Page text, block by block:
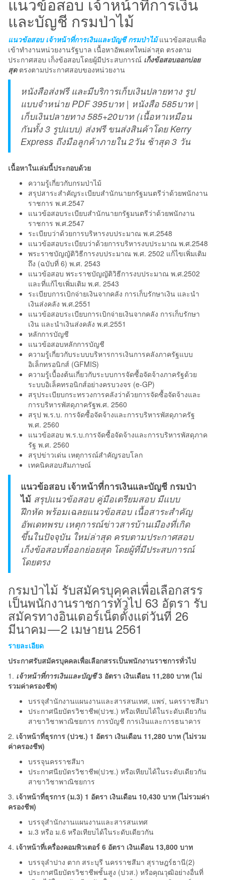
ป่า
ไม้
และบัญชี กรมป่าไม้
แนวข้อสอบ เจ้าหน้าที่การเงินและบัญชี กรมป่าไม้แนวข้อสอบเพื่อ
เข้าทำงานหน่วยงานรัฐบาล เนื้อหาอัพเดทใหม่ล่าสุด ตรงตาม
ประกาศสอบ เก็งข้อสอบโดยผู้มีประสบการณ์ เก็งข้อสอบออกบ่อย
สุดตรงตามประกาศสอบของหน่วยงาน
หนังสือส่งฟรี และมีบริการเก็บเงินปลายทาง รูป
แบบจำหน่าย PDF 395บาท | หนังสือ 585บาท |
เก็บเงินปลายทาง 585+20บาท (เนื้อหาเหมือน
กันทั้ง 3 รูปแบบ) ส่งฟรี ขนส่งสินค้าโดย Kerry
Express ถึงมือลูกค้าภายใน 2วัน ช้าสุด 3 วัน
เนื้อหาในเล่มนี้ประกอบด้วย
ความรู้เกี่ยวกับกรมป่าไม้
สรุปสาระสำคัญระเบียบสำนักนายกรัฐมนตรีว่าด้วยพนักงาน
ราชการ พ.ศ.2547
แนวข้อสอบระเบียบสำนักนายกรัฐมนตรีว่าด้วยพนักงาน
ราชการ พ.ศ.2547
ระเบียบว่าด้วยการบริหารงบประมาณ พ.ศ.2548
แนวข้อสอบระเบียบว่าด้วยการบริหารงบประมาณ พ.ศ.2548
พระราชบัญญัติวิธีการงบประมาณ พ.ศ. 2502 แก้ไขเพิ่มเติม
ถึง (ฉบับที่ 6) พ.ศ. 2543
แนวข้อสอบ พระราชบัญญัติวิธีการงบประมาณ พ.ศ.2502
และที่แก้ไขเพิ่มเติม พ.ศ. 2543
ระเบียบการเบิกจ่ายเงินจากคลัง การเก็บรักษาเงิน และนำ
เงินส่งคลัง พ.ศ.2551
แนวข้อสอบระเบียบการเบิกจ่ายเงินจากคลัง การเก็บรักษา
เงิน และนำเงินส่งคลัง พ.ศ.2551
หลักการบัญชี
แนวข้อสอบหลักการบัญชี
ความรู้เกี่ยวกับระบบบริหารการเงินการคลังภาครัฐแบบ
อิเล็กทรอนิกส์ (GFMIS)
ความรู้เบื้องต้นเกี่ยวกับระบบการจัดซื้อจัดจ้างภาครัฐด้วย
ระบบอิเล็คทรอนิกส์อย่างครบวงจร (e-GP)
สรุประเบียบกระทรวงการคลังว่าด้วยการจัดซื้อจัดจ้างและ
การบริหารพัสดุภาครัฐพ.ศ. 2560
สรุป พ.ร.บ. การจัดซื้อจัดจ้างและการบริหารพัสดุภาครัฐ
พ.ศ. 2560
แนวข้อสอบ พ.ร.บ.การจัดซื้อจัดจ้างและการบริหารพัสดุภาค
รัฐ พ.ศ. 2560
สรุปข่าวเด่น เหตุการณ์สำคัญรอบโลก
เทคนิคสอบสัมภาษณ์
แนวข้อสอบ เจ้าหน้าที่การเงินและบัญชี กรมป่า
ไม้ สรุปแนวข้อสอบ คู่มือเตรียมสอบ มีแบบ
ฝึกหัด พร้อมเฉลยแนวข้อสอบ เนื้อสาระสำคัญ
อัพเดทพรบ เหตุการณ์ข่าวสารบ้านเมืองที่เกิด
ขึ้นในปัจจุบัน ใหม่ล่าสุด ครบตามประกาศสอบ
เก็งข้อสอบที่ออกย่อยสุด โดยผู้ที่มีประสบการณ์
โดยตรง
กรมป่าไม้ รับสมัครบุคคลเพื่อเลือกสรร
เป็นพนักงานราชการทั่วไป 63 อัตรา รับ
สมัครทางอินเตอร์เน็ตตั้งแต่วันที่ 26
มีนาคม — 2 เมษายน 2561
รายละเอียด
ประกาศรับสมัครบุคคลเพื่อเลือกสรรเป็นพนักงานราชการทั่วไป
1. เจ้าหน้าที่การเงินและบัญชี3 อัตรา เงินเดือน 11,280 บาท (ไม่
รวมค่าครองชีพ)
บรรจุสำนักงานแผนงานและสารสนเทศ, แพร่, นครราชสีมา
ประกาศนียบัตรวิชาชีพ(ปวช.) หรือเทียบได้ในระดับเดียวกัน
สาขาวิชาพาณิชยการ การบัญชี การเงินและการธนาคาร
2. เจ้าหน้าที่ธุรการ (ปวช.) 1 อัตรา เงินเดือน 11,280 บาท (ไม่รวม
ค่าครองชีพ)
บรรจุนครราชสีมา
ประกาศนียบัตรวิชาชีพ(ปวช.) หรือเทียบได้ในระดับเดียวกัน
สาขาวิชาพาณิชยการ
3. เจ้าหน้าที่ธุรการ (ม.3) 1 อัตรา เงินเดือน 10,430 บาท (ไม่รวมค่า
ครองชีพ)
บรรจุสำนักงานแผนงานและสารสนเทศ
ม.3 หรือ ม.6 หรือเทียบได้ในระดับเดียวกัน
4. เจ้าหน้าที่เครื่องคอมพิวเตอร์ 6 อัตรา เงินเดือน 13,800 บาท
บรรจุลำปาง ตาก สระบุรี นครราชสีมา สุราษฎร์ธานี(2)
ประกาศนียบัตรวิชาชีพชั้นสูง (ปวส.) หรือคุณวุฒิอย่างอื่นที่